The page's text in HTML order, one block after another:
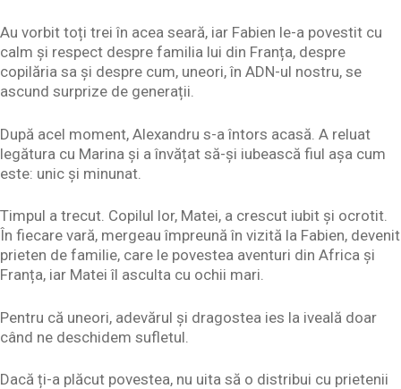
Au vorbit toți trei în acea seară, iar Fabien le-a povestit cu
calm și respect despre familia lui din Franța, despre
copilăria sa și despre cum, uneori, în ADN-ul nostru, se
ascund surprize de generații.
După acel moment, Alexandru s-a întors acasă. A reluat
legătura cu Marina și a învățat să-și iubească fiul așa cum
este: unic și minunat.
Timpul a trecut. Copilul lor, Matei, a crescut iubit și ocrotit.
În fiecare vară, mergeau împreună în vizită la Fabien, devenit
prieten de familie, care le povestea aventuri din Africa și
Franța, iar Matei îl asculta cu ochii mari.
Pentru că uneori, adevărul și dragostea ies la iveală doar
când ne deschidem sufletul.
Dacă ți-a plăcut povestea, nu uita să o distribui cu prietenii